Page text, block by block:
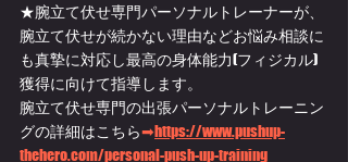
★腕立て伏せ専門パーソナルトレーナーが、
腕立て伏せが続かない理由などお悩み相談に
も真摯に対応し最高の身体能力(フィジカル)
獲得に向けて指導します。
腕立て伏せ専門の出張パーソナルトレーニン
グの詳細はこちら➡https://www.pushup-
thehero.com/personal-push-up-training